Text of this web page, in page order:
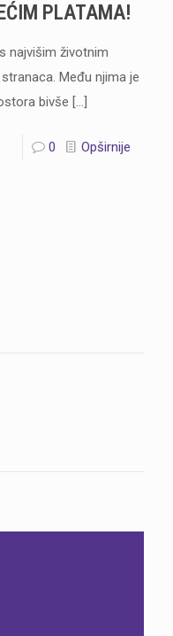
PLATAMA!
najvišim životnim
Među njima je
bivše […]
0 Opširnije